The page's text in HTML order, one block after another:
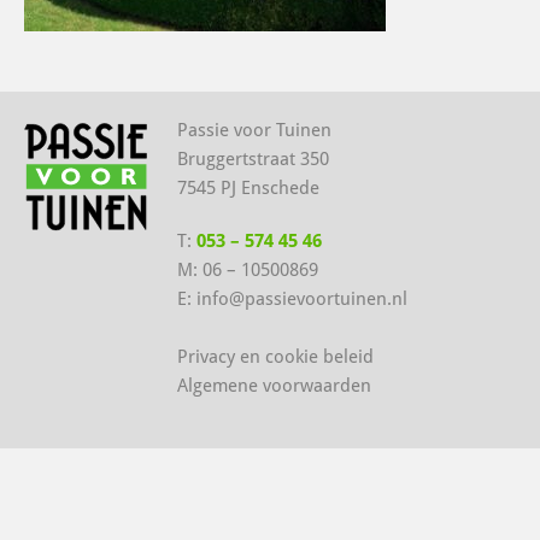
Passie voor Tuinen
Bruggertstraat 350
7545 PJ Enschede
T: 053 – 574 45 46
M: 06 – 10500869
E: info@passievoortuinen.nl
Privacy en cookie beleid
Algemene voorwaarden